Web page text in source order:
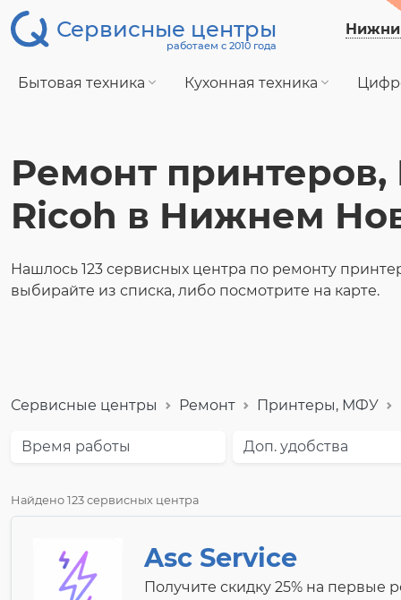
Сервисные центры
работаем с 2010 года
Бытовая техника Кухонная техника
Ремонт
Ricoh в Нижнем
Нашлось 123 сервисных центра по ремонту
выбирайте из списка, либо посмотрите на карте.
Сервисные центры Ремонт Принтеры, МФУ
Время работы Доп. удобства
Найдено 123 сервисных центра
Asc Service
Получите скидку 25% на первые